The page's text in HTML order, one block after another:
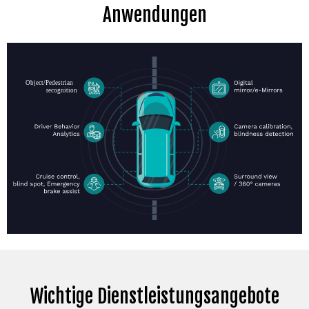
Anwendungen
Wichtige Dienstleistungsangebote